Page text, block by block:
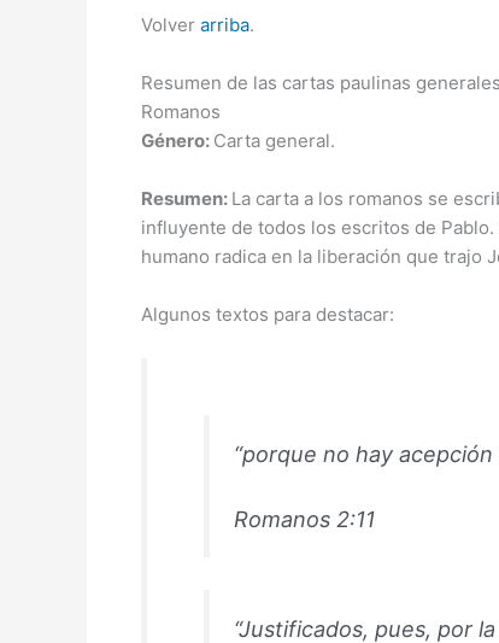
Volver arriba.
Resumen de las cartas paulinas generales
Romanos
Género: Carta general.
Resumen: La carta a los romanos se
influyente de todos los escritos de
humano radica en la liberación que trajo
Algunos textos para destacar:
“porque no hay
Romanos 2:11
“Justificados, pues, por